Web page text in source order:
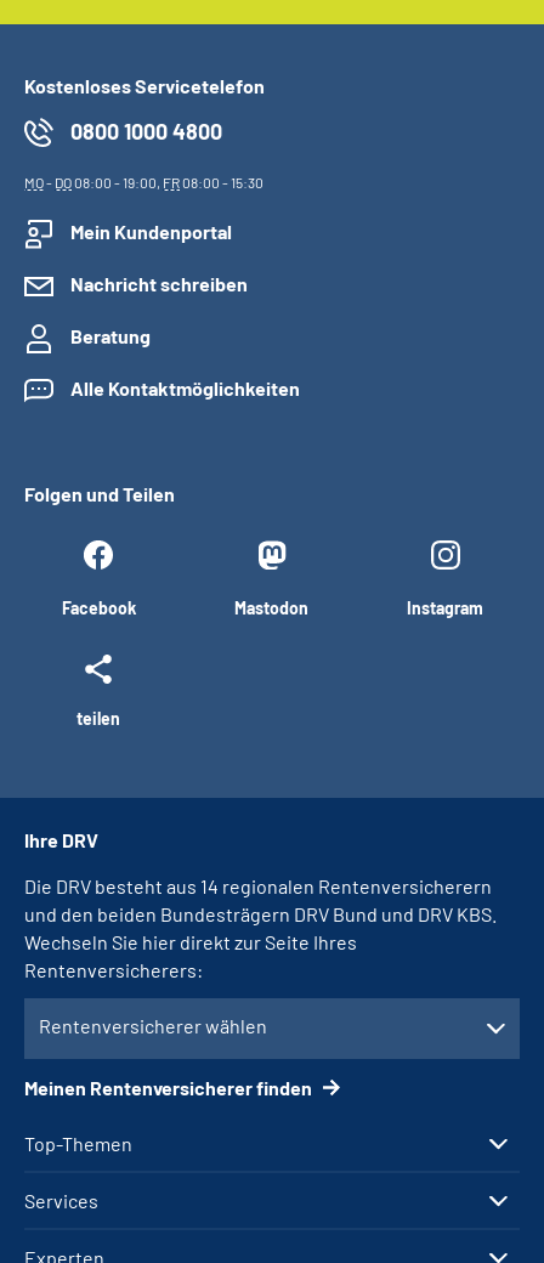
Kostenloses Servicetelefon
0800 1000 4800
MO- DO08:00 - 19:00, FR08:00 - 15:30
Mein Kundenportal
Nachricht schreiben
Beratung
Alle Kontaktmöglichkeiten
Folgen und Teilen
Facebook Mastodon Instagram
teilen
Top-Themen
Services
Experten
Ihre DRV
Die DRV besteht aus 14 regionalen Rentenversicherern
und den beiden Bundesträgern DRV Bund und DRV KBS.
Wechseln Sie hier direkt zur Seite Ihres
Rentenversicherers:
Rentenversicherer wählen
Meinen Rentenversicherer finden